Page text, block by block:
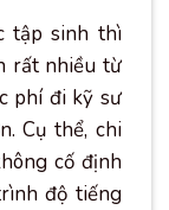
tập sinh thì
rất nhiều từ
phí đi kỹ sư
Cụ thể, chi
cố định
độ tiếng